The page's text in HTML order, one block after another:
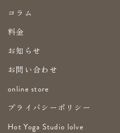
コラム
料金
お知らせ
お問い合わせ
online store
プライバシーポリシー
Hot Yoga Studio lolve